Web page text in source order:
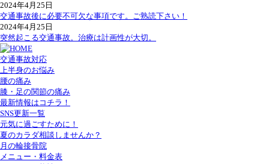
2024年4月25日
交通事故後に必要不可欠な事項です。ご熟読下さい！
2024年4月25日
突然起こる交通事故。治療は計画性が大切。
交通事故対応
上半身のお悩み
腰の痛み
膝・足の関節の痛み
最新情報はコチラ！
SNS更新一覧
元気に過ごすために！
夏のカラダ相談しませんか？
月の輪接骨院
メニュー・料金表